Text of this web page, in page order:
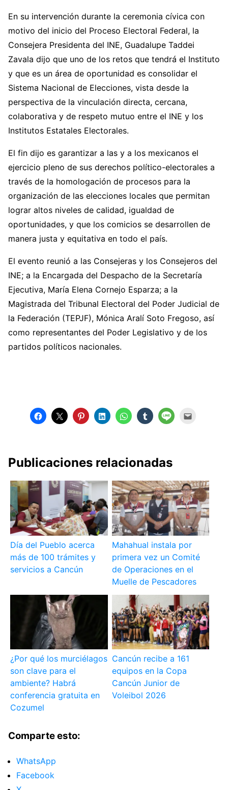
En su intervención durante la ceremonia cívica con
motivo del inicio del Proceso Electoral Federal, la
Consejera Presidenta del INE, Guadalupe Taddei
Zavala dijo que uno de los retos que tendrá el Instituto
y que es un área de oportunidad es consolidar el
Sistema Nacional de Elecciones, vista desde la
perspectiva de la vinculación directa, cercana,
colaborativa y de respeto mutuo entre el INE y los
Institutos Estatales Electorales.
El fin dijo es garantizar a las y a los mexicanos el
ejercicio pleno de sus derechos político-electorales a
través de la homologación de procesos para la
organización de las elecciones locales que permitan
lograr altos niveles de calidad, igualdad de
oportunidades, y que los comicios se desarrollen de
manera justa y equitativa en todo el país.
El evento reunió a las Consejeras y los Consejeros del
INE; a la Encargada del Despacho de la Secretaría
Ejecutiva, María Elena Cornejo Esparza; a la
Magistrada del Tribunal Electoral del Poder Judicial de
la Federación (TEPJF), Mónica Aralí Soto Fregoso, así
como representantes del Poder Legislativo y de los
partidos políticos nacionales.
Publicaciones relacionadas
Día del Pueblo acerca
más de 100 trámites y
servicios a Cancún
Mahahual instala por
primera vez un Comité
de Operaciones en el
Muelle de Pescadores
¿Por qué los murciélagos
son clave para el
ambiente? Habrá
conferencia gratuita en
Cozumel
Cancún recibe a 161
equipos en la Copa
Cancún Junior de
Voleibol 2026
Comparte esto:
WhatsApp
Facebook